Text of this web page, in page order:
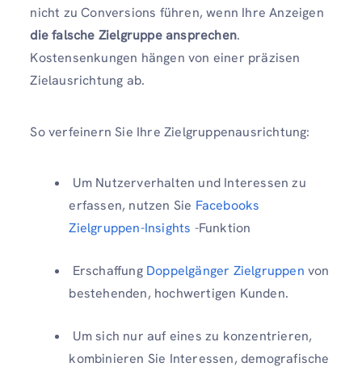
nicht zu Conversions führen, wenn Ihre Anzeigen
die falsche Zielgruppe ansprechen.
Kostensenkungen hängen von einer präzisen
Zielausrichtung ab.
So verfeinern Sie Ihre Zielgruppenausrichtung:
Um Nutzerverhalten und Interessen zu
erfassen, nutzen Sie Facebooks
Zielgruppen-Insights -Funktion
Erschaffung Doppelgänger Zielgruppen von
bestehenden, hochwertigen Kunden.
Um sich nur auf eines zu konzentrieren,
kombinieren Sie Interessen, demografische